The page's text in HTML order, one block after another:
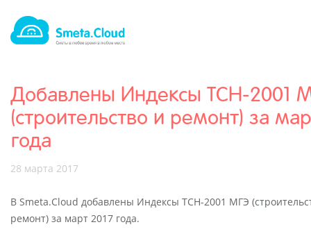
Добавлены Индексы ТСН-2001
(строительство и ремонт) за
года
28 марта 2017
В Smeta.Cloud добавлены Индексы ТСН-2001 МГЭ
ремонт) за март 2017 года.